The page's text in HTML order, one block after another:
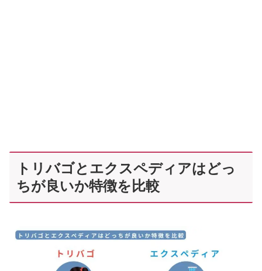
トリバゴとエクスペディアはどっ
ちが良いか特徴を比較